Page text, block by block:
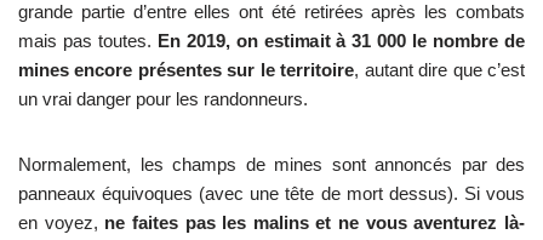
grande partie d’entre elles ont été retirées après les combats
mais pas toutes. En 2019, on estimait à 31 000 le nombre de
mines encore présentes sur le territoire, autant dire que c’est
un vrai danger pour les randonneurs.
Normalement, les champs de mines sont annoncés par des
panneaux équivoques (avec une tête de mort dessus). Si vous
en voyez, ne faites pas les malins et ne vous aventurez là-